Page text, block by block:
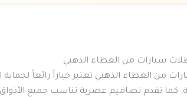
سيارات من الغطاء الذهبي
من الغطاء الذهبي تعتبر خياراً رائعاً
كما تقدم تصاميم عصرية تناسب جميع